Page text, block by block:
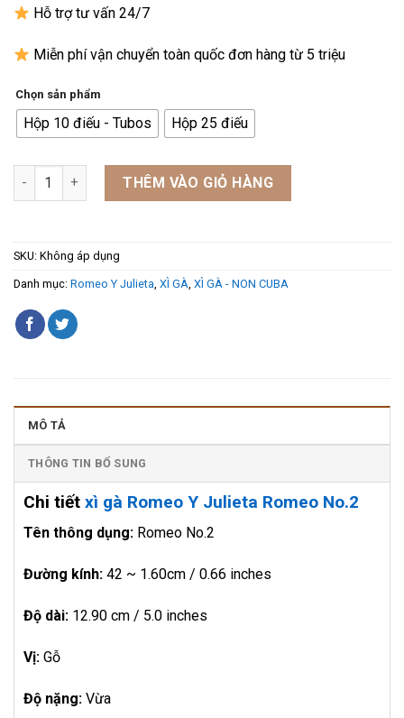
Hỗ trợ tư vấn 24/7
Miễn phí vận chuyển toàn quốc đơn hàng từ 5 triệu
Chọn sản phẩm
Hộp 10 điếu - Tubos Hộp 25 điếu
Xì Gà Romeo Y Julieta Romeo No.2 số lượng
THÊM VÀO GIỎ HÀNG
SKU: Không áp dụng
Danh mục: Romeo Y Julieta XÌ GÀ XÌ GÀ - NON CUBA
MÔ TẢ
THÔNG TIN BỔ SUNG
Chi tiết xì gà Romeo Y Julieta Romeo No.2
Tên thông dụng: Romeo No.2
Đường kính: 42 ~ 1.60cm / 0.66 inches
Độ dài: 12.90 cm / 5.0 inches
Vị: Gỗ
Độ nặng: Vừa